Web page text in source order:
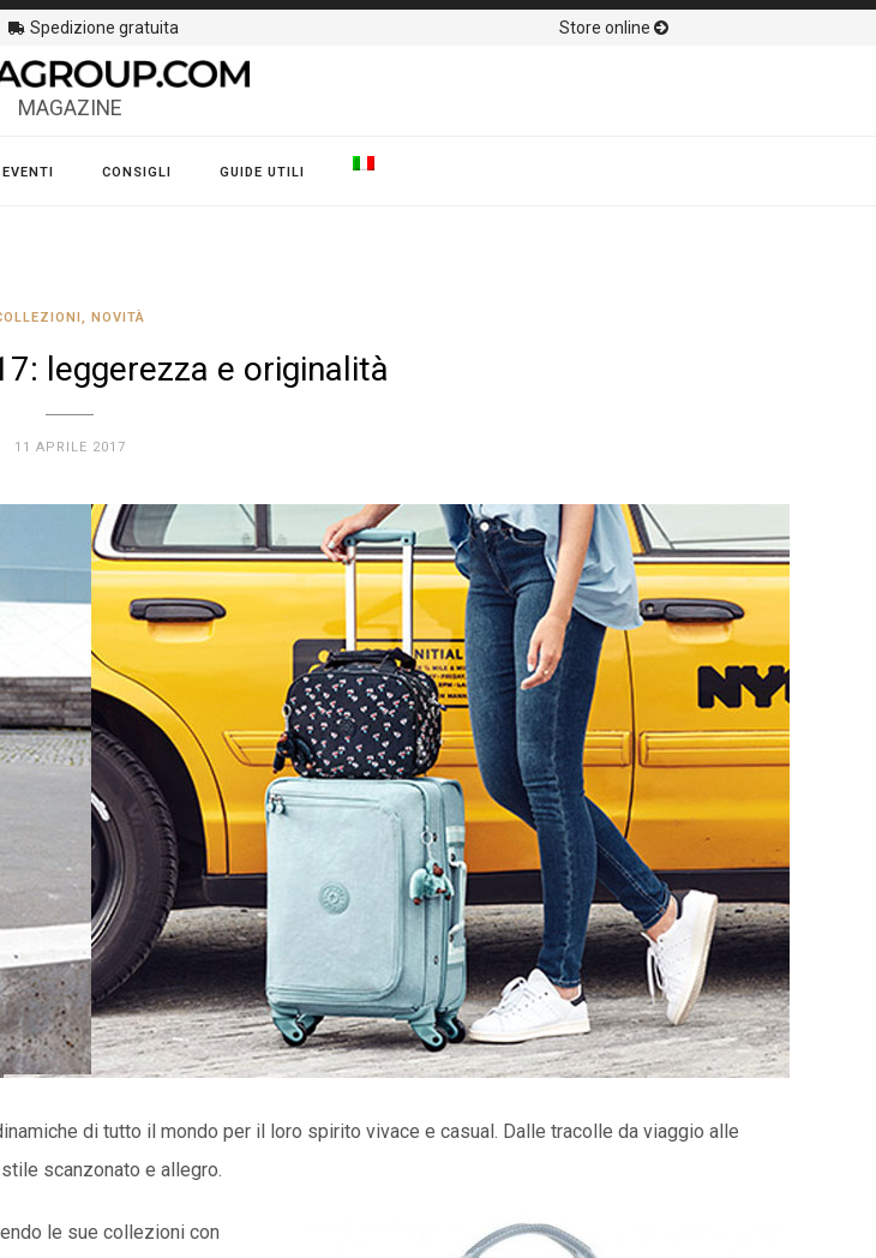
Spedizione gratuita Store online
MAGAZINE
EVENTI CONSIGLI GUIDE UTILI
, NOVITÀ
leggerezza e originalità
11 APRILE 2017
di tutto il mondo per il loro spirito vivace e casual. Dalle tracolle da viaggio alle
scanzonato e allegro.
le sue collezioni con